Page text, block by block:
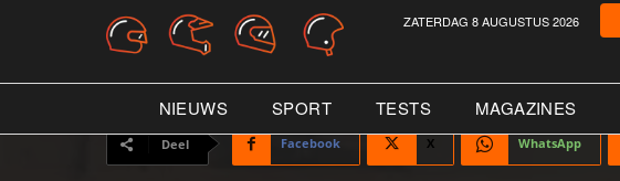
ZATERDAG 8 AUGUSTUS 2026
NIEUWS SPORT TESTS MAGAZINES
Deel Facebook X WhatsApp